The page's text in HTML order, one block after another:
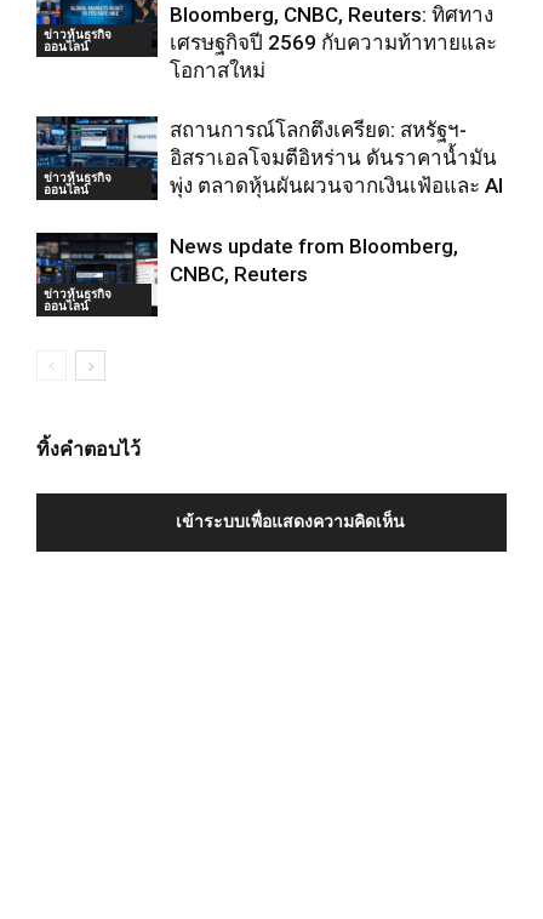
ข่าวหุ้นธุรกิจ
ออนไลน์
Bloomberg, CNBC, Reuters: ทิศทาง
เศรษฐกิจปี 2569 กับความท้าทายและ
โอกาสใหม่
ข่าวหุ้นธุรกิจ
ออนไลน์
สถานการณ์โลกตึงเครียด: สหรัฐฯ-
อิสราเอลโจมตีอิหร่าน ดันราคาน้ำมัน
พุ่ง ตลาดหุ้นผันผวนจากเงินเฟ้อและ AI
ข่าวหุ้นธุรกิจ
ออนไลน์
News update from Bloomberg,
CNBC, Reuters
ทิ้งคำตอบไว้
เข้าระบบเพื่อแสดงความคิดเห็น